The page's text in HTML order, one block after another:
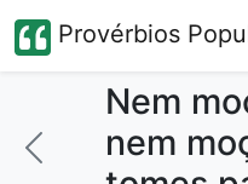
Provérbios
Nem
nem